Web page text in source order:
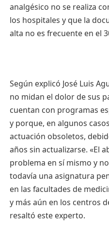
analgésico no se realiza
los hospitales y que la
alta no es frecuente en el
Según explicó José Luis
no midan el dolor de sus
cuentan con programas
y porque, en algunos
actuación obsoletos,
años sin actualizarse. «El
problema en sí mismo y
todavía una asignatura
en las facultades de
y más aún en los centros
resaltó este experto.